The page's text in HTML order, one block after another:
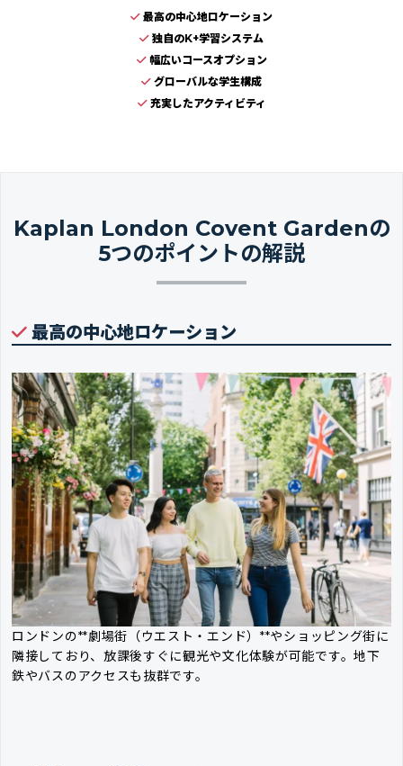
最高の中心地ロケーション
独自のK+学習システム
幅広いコースオプション
グローバルな学生構成
充実したアクティビティ
Kaplan London Covent Gardenの
5つのポイントの解説
最高の中心地ロケーション
ロンドンの**劇場街（ウエスト・エンド）**やショッピング街に
隣接しており、放課後すぐに観光や文化体験が可能です。地下
鉄やバスのアクセスも抜群です。